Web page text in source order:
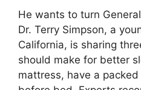
He wants to turn
Dr. Terry Simpson, a
California, is sharing
should make for better
mattress, have a